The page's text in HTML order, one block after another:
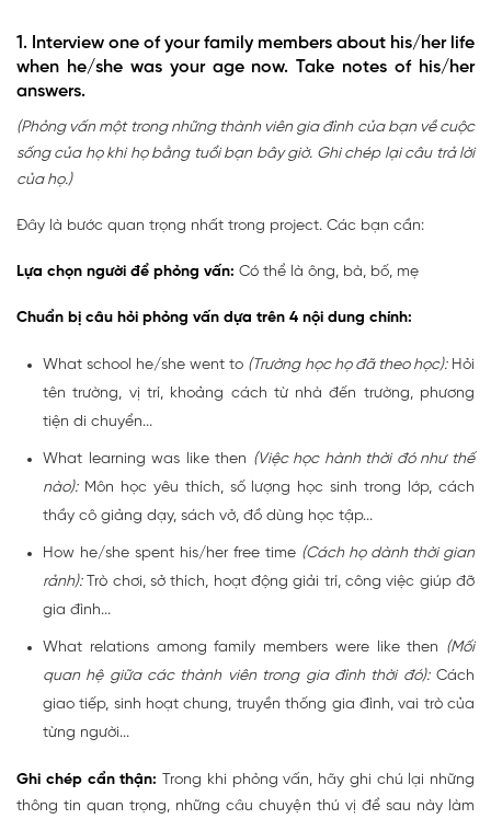
1. Interview one of your family members about his/her life
when he/she was your age now. Take notes of his/her
answers.
(Phỏng vấn một trong những thành viên gia đình của bạn về cuộc
sống của họ khi họ bằng tuổi bạn bây giờ. Ghi chép lại câu trả lời
của họ.)
Đây là bước quan trọng nhất trong project. Các bạn cần:
Lựa chọn người để phỏng vấn: Có thể là ông, bà, bố, mẹ
Chuẩn bị câu hỏi phỏng vấn dựa trên 4 nội dung chính:
What school he/she went to (Trường học họ đã theo học):Hỏi
tên trường, vị trí, khoảng cách từ nhà đến trường, phương
tiện di chuyển...
What learning was like then (Việc học hành thời đó như thế
nào):Môn học yêu thích, số lượng học sinh trong lớp, cách
thầy cô giảng dạy, sách vở, đồ dùng học tập...
How he/she spent his/her free time (Cách họ dành thời gian
rảnh):Trò chơi, sở thích, hoạt động giải trí, công việc giúp đỡ
gia đình...
What relations among family members were like then (Mối
quan hệ giữa các thành viên trong gia đình thời đó):Cách
giao tiếp, sinh hoạt chung, truyền thống gia đình, vai trò của
từng người...
Ghi chép cẩn thận: Trong khi phỏng vấn, hãy ghi chú lại những
thông tin quan trọng, những câu chuyện thú vị để sau này làm